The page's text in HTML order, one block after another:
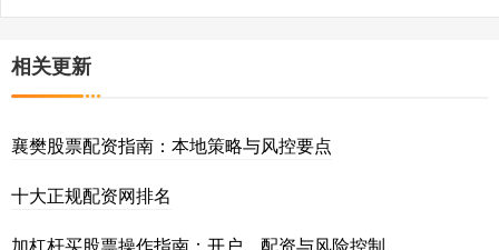
相关更新
襄樊股票配资指南：本地策略与风控要点
十大正规配资网排名
加杠杆买股票操作指南：开户、配资与风险控制